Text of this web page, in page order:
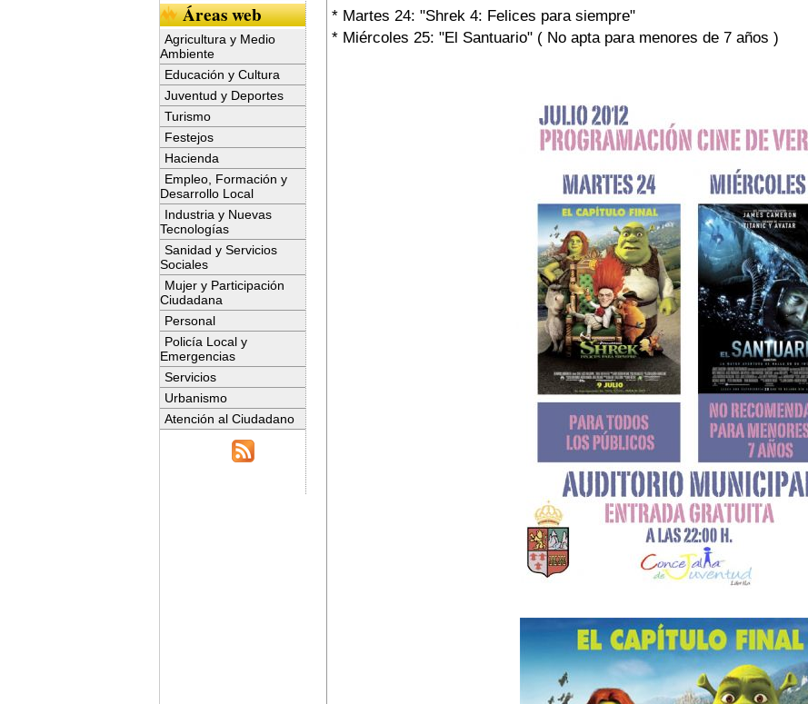
Áreas web
Agricultura y Medio
Ambiente
Educación y Cultura
Juventud y Deportes
Turismo
Festejos
Hacienda
Empleo, Formación y
Desarrollo Local
Industria y Nuevas
Tecnologías
Sanidad y Servicios
Sociales
Mujer y Participación
Ciudadana
Personal
Policía Local y
Emergencias
Servicios
Urbanismo
Atención al Ciudadano
* Martes 24: "Shrek 4: Felices para siempre"
* Miércoles 25: "El Santuario" ( No apta para menores de 7 años )